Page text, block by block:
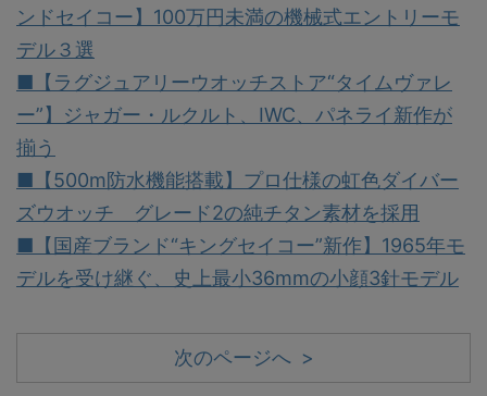
ンドセイコー】100万円未満の機械式エントリーモ
デル３選
■【ラグジュアリーウオッチストア“タイムヴァレ
ー”】ジャガー・ルクルト、IWC、パネライ新作が
揃う
■【500m防水機能搭載】プロ仕様の虹色ダイバー
ズウオッチ グレード2の純チタン素材を採用
■【国産ブランド“キングセイコー”新作】1965年モ
デルを受け継ぐ、史上最小36mmの小顔3針モデル
次のページへ >